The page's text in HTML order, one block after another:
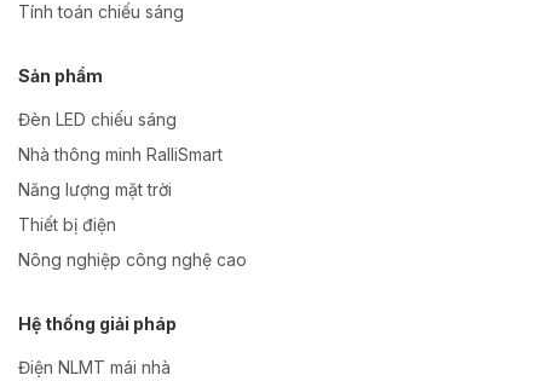
Tính toán chiếu sáng
Sản phẩm
Đèn LED chiếu sáng
Nhà thông minh RalliSmart
Năng lượng mặt trời
Thiết bị điện
Nông nghiệp công nghệ cao
Hệ thống giải pháp
Điện NLMT mái nhà